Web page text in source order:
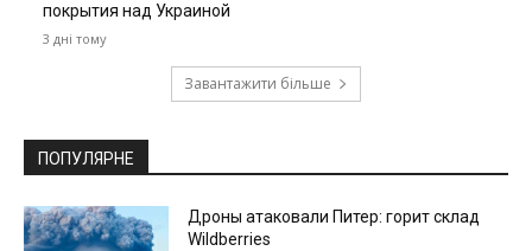
покрытия над Украиной
3 дні тому
Завантажити більше
ПОПУЛЯРНЕ
Дроны атаковали Питер: горит склад
Wildberries